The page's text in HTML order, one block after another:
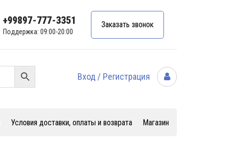
+99897-777-3351
Поддержка: 09:00-20:00
Заказать звонок
Вход / Регистрация
Условия доставки, оплаты и возврата Магазин